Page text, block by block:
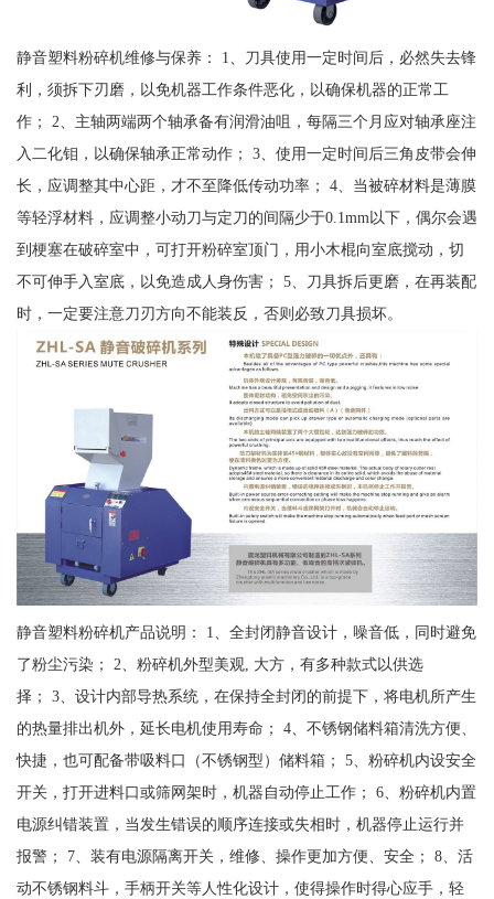
静音塑料粉碎机维修与保养： 1、刀具使用一定时间后，必然失去锋
利，须拆下刃磨，以免机器工作条件恶化，以确保机器的正常工
作； 2、主轴两端两个轴承备有润滑油咀，每隔三个月应对轴承座注
入二化钼，以确保轴承正常动作； 3、使用一定时间后三角皮带会伸
长，应调整其中心距，才不至降低传动功率； 4、当被碎材料是薄膜
等轻浮材料，应调整小动刀与定刀的间隔少于0.1mm以下，偶尔会遇
到梗塞在破碎室中，可打开粉碎室顶门，用小木棍向室底搅动，切
不可伸手入室底，以免造成人身伤害； 5、刀具拆后更磨，在再装配
时，一定要注意刀刃方向不能装反，否则必致刀具损坏。
静音塑料粉碎机产品说明： 1、全封闭静音设计，噪音低，同时避免
了粉尘污染； 2、粉碎机外型美观, 大方，有多种款式以供选
择； 3、设计内部导热系统，在保持全封闭的前提下，将电机所产生
的热量排出机外，延长电机使用寿命； 4、不锈钢储料箱清洗方便、
快捷，也可配备带吸料口（不锈钢型）储料箱； 5、粉碎机内设安全
开关，打开进料口或筛网架时，机器自动停止工作； 6、粉碎机内置
电源纠错装置，当发生错误的顺序连接或失相时，机器停止运行并
报警； 7、装有电源隔离开关，维修、操作更加方便、安全； 8、活
动不锈钢料斗，手柄开关等人性化设计，使得操作时得心应手，轻